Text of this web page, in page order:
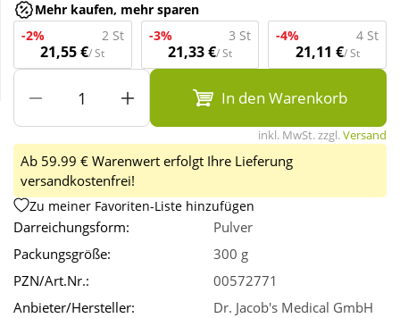
Tierbedarf
Mehr kaufen, mehr sparen
-2%
2 St
21,55 €/ St
-3% 3 St
21,33 €/ St
-4% 4 St
21,11 €/ St
In den Warenkorb
inkl. MwSt. zzgl.Versand
Ab 59.99 € Warenwert erfolgt Ihre Lieferung
versandkostenfrei!
Zu meiner Favoriten-Liste hinzufügen
Darreichungsform:
Pulver
Packungsgröße:
300 g
PZN/Art.Nr.:
00572771
Anbieter/Hersteller:
Dr. Jacob's Medical GmbH